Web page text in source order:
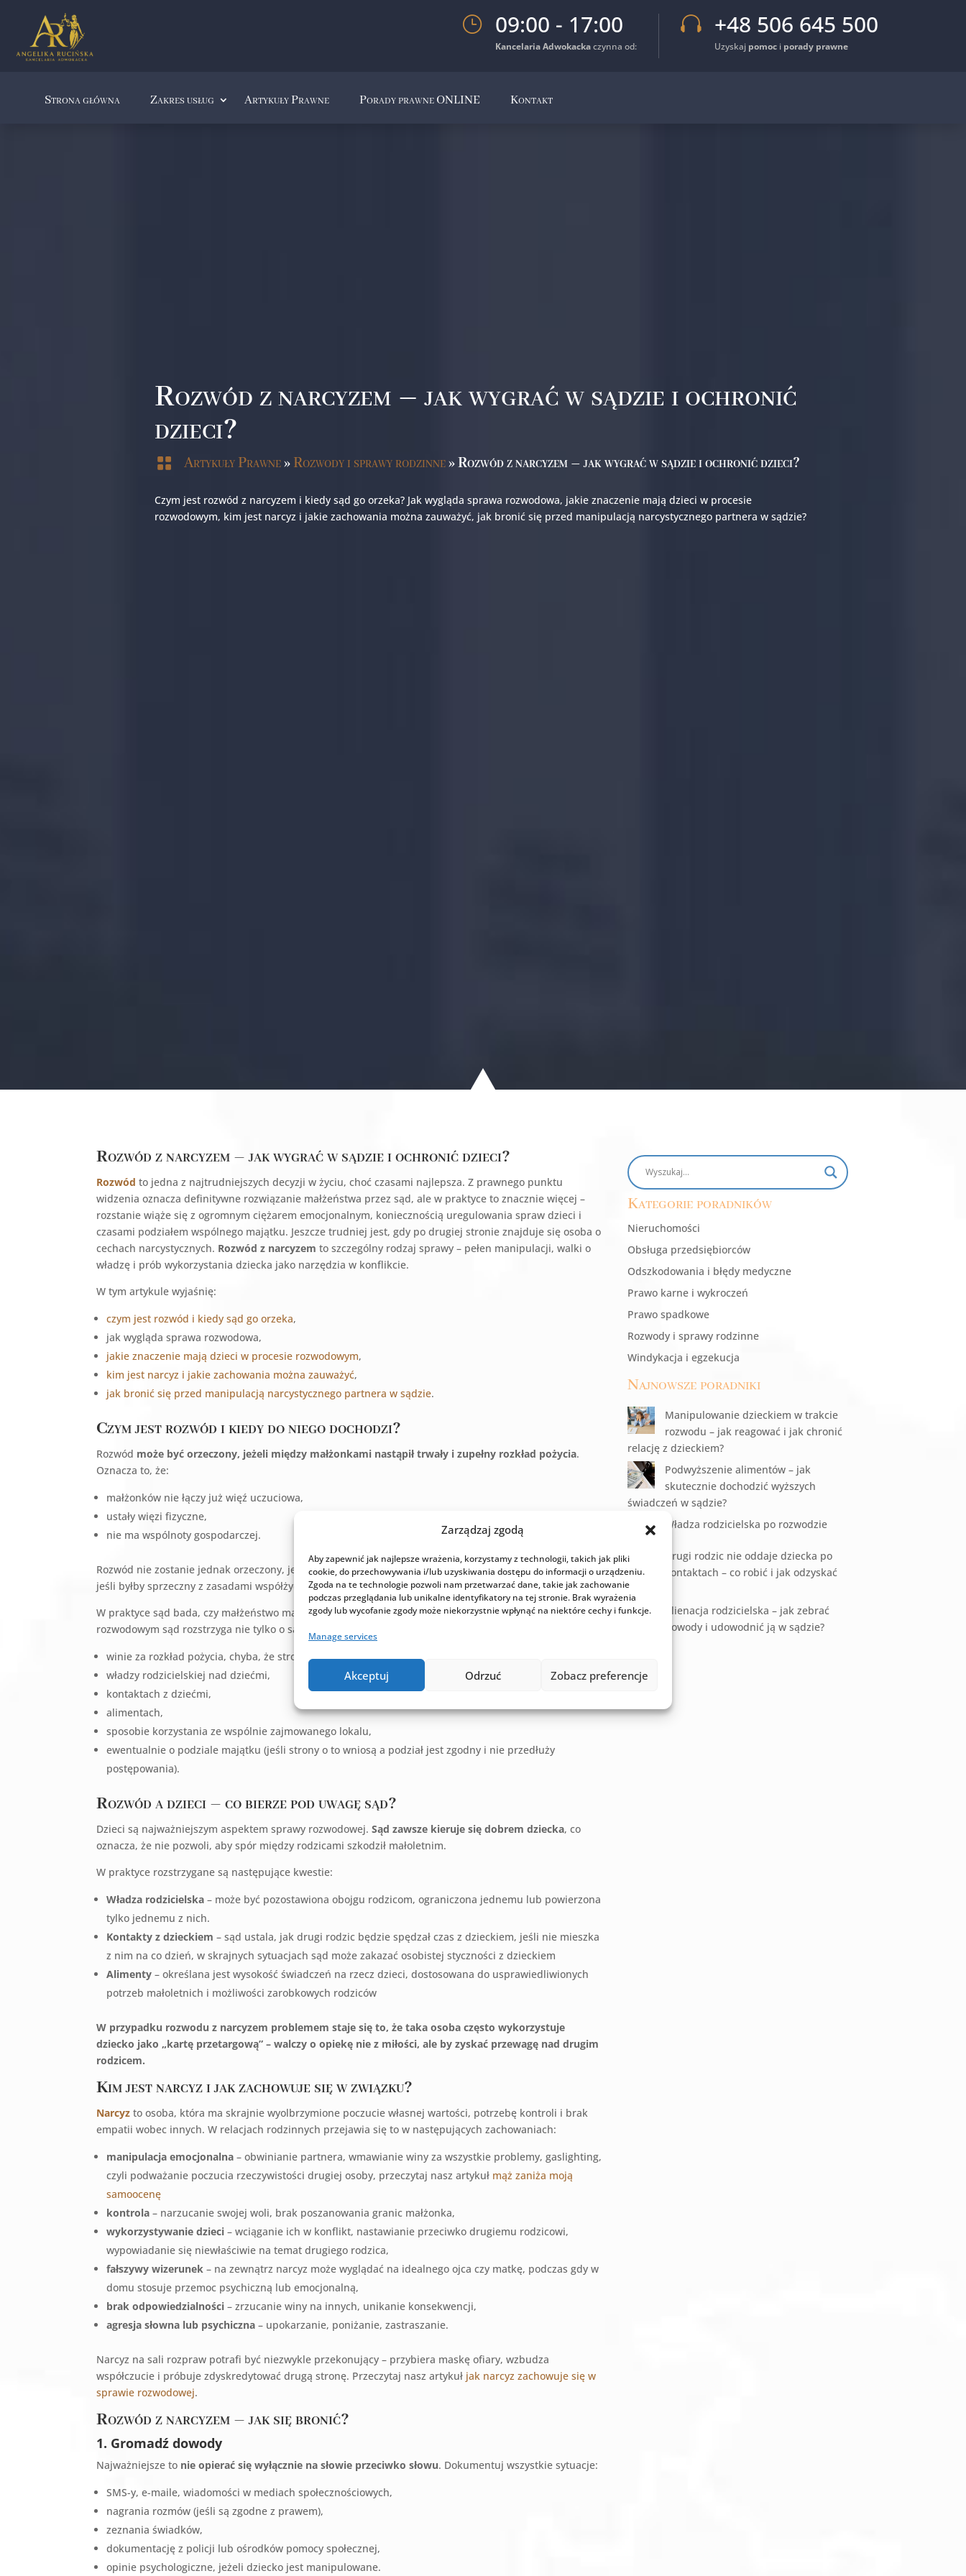
Zarządzaj zgodą
Aby zapewnić jak najlepsze wrażenia, korzystamy z technologii, takich jak pliki
cookie, do przechowywania i/lub uzyskiwania dostępu do informacji o urządzeniu.
Zgoda na te technologie pozwoli nam przetwarzać dane, takie jak zachowanie
podczas przeglądania lub unikalne identyfikatory na tej stronie. Brak wyrażenia
zgody lub wycofanie zgody może niekorzystnie wpłynąć na niektóre cechy i funkcje.
Manage services
Akceptuj Odrzuć Zobacz preferencje
} 09:00 - 17:00
Kancelaria Adwokackaczynna od:
 +48 506 645 500
Uzyskaj pomoc i porady prawne
Strona główna Zakres usług Artykuły Prawne Porady prawne ONLINE Kontakt
Rozwód z narcyzem – jak wygrać w sądzie i ochronić
dzieci?
 Artykuły Prawne» Rozwody i sprawy rodzinne»Rozwód z narcyzem – jak wygrać w sądzie i ochronić dzieci?
Czym jest rozwód z narcyzem i kiedy sąd go orzeka? Jak wygląda sprawa rozwodowa, jakie znaczenie mają dzieci w procesie
rozwodowym, kim jest narcyz i jakie zachowania można zauważyć, jak bronić się przed manipulacją narcystycznego partnera w sądzie?
Rozwód z narcyzem – jak wygrać w sądzie i ochronić dzieci?
Rozwód to jedna z najtrudniejszych decyzji w życiu, choć czasami najlepsza. Z prawnego punktu
widzenia oznacza definitywne rozwiązanie małżeństwa przez sąd, ale w praktyce to znacznie więcej –
rozstanie wiąże się z ogromnym ciężarem emocjonalnym, koniecznością uregulowania spraw dzieci i
czasami podziałem wspólnego majątku. Jeszcze trudniej jest, gdy po drugiej stronie znajduje się osoba o
cechach narcystycznych. Rozwód z narcyzem to szczególny rodzaj sprawy – pełen manipulacji, walki o
władzę i prób wykorzystania dziecka jako narzędzia w konflikcie.
W tym artykule wyjaśnię:
czym jest rozwód i kiedy sąd go orzeka,
jak wygląda sprawa rozwodowa,
jakie znaczenie mają dzieci w procesie rozwodowym,
kim jest narcyz i jakie zachowania można zauważyć,
jak bronić się przed manipulacją narcystycznego partnera w sądzie.
Czym jest rozwód i kiedy do niego dochodzi?
Rozwód może być orzeczony, jeżeli między małżonkami nastąpił trwały i zupełny rozkład pożycia.
Oznacza to, że:
małżonków nie łączy już więź uczuciowa,
ustały więzi fizyczne,
nie ma wspólnoty gospodarczej.
Rozwód nie zostanie jednak orzeczony, jeśli sprzeciwia się temu dobro wspólnych małoletnich dzieci lub
jeśli byłby sprzeczny z zasadami współżycia społecznego.
W praktyce sąd bada, czy małżeństwo ma jeszcze szansę przetrwać. Jeśli nie – orzeka rozwód. W wyroku
rozwodowym sąd rozstrzyga nie tylko o samym rozwiązaniu małżeństwa, lecz także o:
winie za rozkład pożycia, chyba, że strony zgodnie wniosą o zaniechanie orzekania o winie
władzy rodzicielskiej nad dziećmi,
kontaktach z dziećmi,
alimentach,
sposobie korzystania ze wspólnie zajmowanego lokalu,
ewentualnie o podziale majątku (jeśli strony o to wniosą a podział jest zgodny i nie przedłuży
postępowania).
Rozwód a dzieci – co bierze pod uwagę sąd?
Dzieci są najważniejszym aspektem sprawy rozwodowej.Sąd zawsze kieruje się dobrem dziecka, co
oznacza, że nie pozwoli, aby spór między rodzicami szkodził małoletnim.
W praktyce rozstrzygane są następujące kwestie:
Władza rodzicielska – może być pozostawiona obojgu rodzicom, ograniczona jednemu lub powierzona
tylko jednemu z nich.
Kontakty z dzieckiem – sąd ustala, jak drugi rodzic będzie spędzał czas z dzieckiem, jeśli nie mieszka
z nim na co dzień, w skrajnych sytuacjach sąd może zakazać osobistej styczności z dzieckiem
Alimenty – określana jest wysokość świadczeń na rzecz dzieci, dostosowana do usprawiedliwionych
potrzeb małoletnich i możliwości zarobkowych rodziców
W przypadku rozwodu z narcyzem problemem staje się to, że taka osoba często wykorzystuje
dziecko jako „kartę przetargową” – walczy o opiekę nie z miłości, ale by zyskać przewagę nad drugim
rodzicem.
Kim jest narcyz i jak zachowuje się w związku?
Narcyz to osoba, która ma skrajnie wyolbrzymione poczucie własnej wartości, potrzebę kontroli i brak
empatii wobec innych. W relacjach rodzinnych przejawia się to w następujących zachowaniach:
manipulacja emocjonalna – obwinianie partnera, wmawianie winy za wszystkie problemy, gaslighting,
czyli podważanie poczucia rzeczywistości drugiej osoby, przeczytaj nasz artykuł mąż zaniża moją
samoocenę
kontrola – narzucanie swojej woli, brak poszanowania granic małżonka,
wykorzystywanie dzieci – wciąganie ich w konflikt, nastawianie przeciwko drugiemu rodzicowi,
wypowiadanie się niewłaściwie na temat drugiego rodzica,
fałszywy wizerunek – na zewnątrz narcyz może wyglądać na idealnego ojca czy matkę, podczas gdy w
domu stosuje przemoc psychiczną lub emocjonalną,
brak odpowiedzialności – zrzucanie winy na innych, unikanie konsekwencji,
agresja słowna lub psychiczna – upokarzanie, poniżanie, zastraszanie.
Narcyz na sali rozpraw potrafi być niezwykle przekonujący – przybiera maskę ofiary, wzbudza
współczucie i próbuje zdyskredytować drugą stronę. Przeczytaj nasz artykuł jak narcyz zachowuje się w
sprawie rozwodowej.
Rozwód z narcyzem – jak się bronić?
1. Gromadź dowody
Najważniejsze to nie opierać się wyłącznie na słowie przeciwko słowu. Dokumentuj wszystkie sytuacje:
SMS-y, e-maile, wiadomości w mediach społecznościowych,
nagrania rozmów (jeśli są zgodne z prawem),
zeznania świadków,
dokumentację z policji lub ośrodków pomocy społecznej,
opinie psychologiczne, jeżeli dziecko jest manipulowane.
Kategorie poradników
Nieruchomości
Obsługa przedsiębiorców
Odszkodowania i błędy medyczne
Prawo karne i wykroczeń
Prawo spadkowe
Rozwody i sprawy rodzinne
Windykacja i egzekucja
Najnowsze poradniki
Manipulowanie dzieckiem w trakcie
rozwodu – jak reagować i jak chronić
relację z dzieckiem?
Podwyższenie alimentów – jak
skutecznie dochodzić wyższych
świadczeń w sądzie?
Władza rodzicielska po rozwodzie
Drugi rodzic nie oddaje dziecka po
kontaktach – co robić i jak odzyskać
dziecko?
Alienacja rodzicielska – jak zebrać
dowody i udowodnić ją w sądzie?